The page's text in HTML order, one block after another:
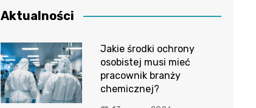
Aktualności
Jakie środki ochrony
osobistej musi mieć
pracownik branży
chemicznej?